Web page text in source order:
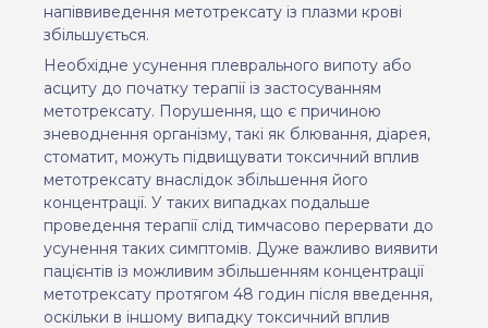
напіввиведення метотрексату із плазми крові
збільшується.
Необхідне усунення плеврального випоту або
асциту до початку терапії із застосуванням
метотрексату. Порушення, що є причиною
зневоднення організму, такі як блювання, діарея,
стоматит, можуть підвищувати токсичний вплив
метотрексату внаслідок збільшення його
концентрації. У таких випадках подальше
проведення терапії слід тимчасово перервати до
усунення таких симптомів. Дуже важливо виявити
пацієнтів із можливим збільшенням концентрації
метотрексату протягом 48 годин після введення,
оскільки в іншому випадку токсичний вплив